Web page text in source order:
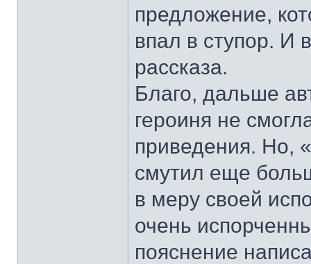
предложение,
впал в ступор. И
рассказа.
Благо, дальше
героиня не
приведения. Но,
смутил еще
в меру своей
очень
пояснение